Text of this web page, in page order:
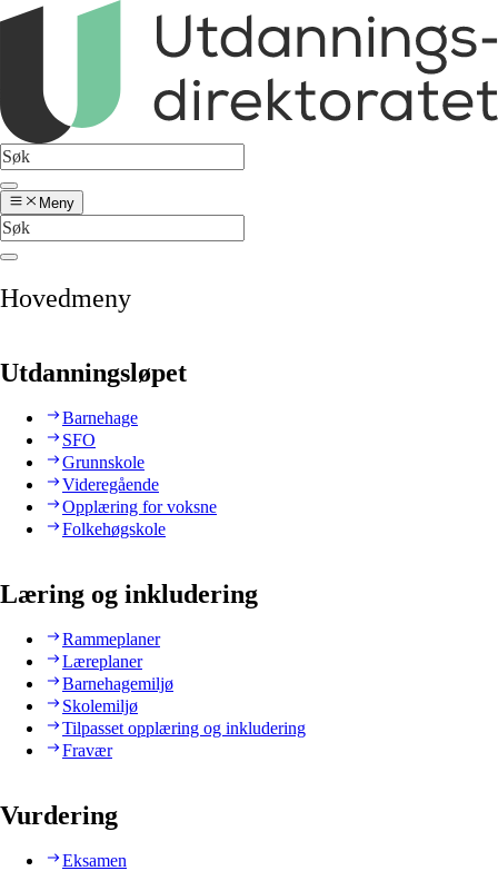
Meny
Hovedmeny
Utdanningsløpet
Barnehage
SFO
Grunnskole
Videregående
Opplæring for voksne
Folkehøgskole
Læring og inkludering
Rammeplaner
Læreplaner
Barnehagemiljø
Skolemiljø
Tilpasset opplæring og inkludering
Fravær
Vurdering
Eksamen